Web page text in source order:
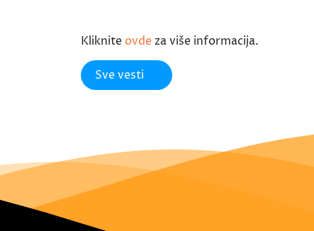
Kliknite ovde za više informacija.
Sve vesti